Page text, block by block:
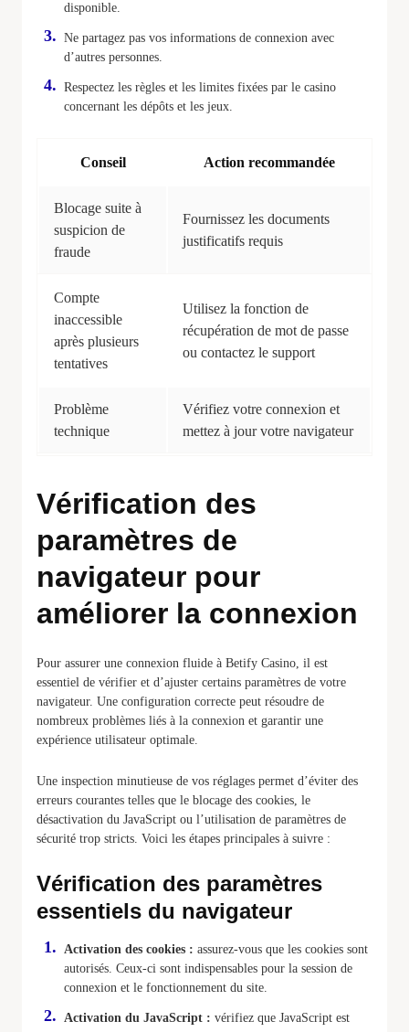
disponible.
Ne partagez pas vos informations de connexion avec
d’autres personnes.
Respectez les règles et les limites fixées par le casino
concernant les dépôts et les jeux.
Conseil Action recommandée
Blocage suite à
suspicion de
fraude
Fournissez les documents
justificatifs requis
Compte
inaccessible
après plusieurs
tentatives
Utilisez la fonction de
récupération de mot de passe
ou contactez le support
Problème
technique
Vérifiez votre connexion et
mettez à jour votre navigateur
Vérification des
paramètres de
navigateur pour
améliorer la connexion
Pour assurer une connexion fluide à Betify Casino, il est
essentiel de vérifier et d’ajuster certains paramètres de votre
navigateur. Une configuration correcte peut résoudre de
nombreux problèmes liés à la connexion et garantir une
expérience utilisateur optimale.
Une inspection minutieuse de vos réglages permet d’éviter des
erreurs courantes telles que le blocage des cookies, le
désactivation du JavaScript ou l’utilisation de paramètres de
sécurité trop stricts. Voici les étapes principales à suivre :
Vérification des paramètres
essentiels du navigateur
Activation des cookies : assurez-vous que les cookies sont
autorisés. Ceux-ci sont indispensables pour la session de
connexion et le fonctionnement du site.
Activation du JavaScript : vérifiez que JavaScript est